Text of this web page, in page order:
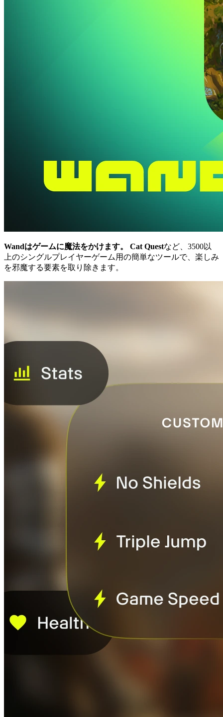
Wandはゲームに魔法をかけます。 Cat Questなど、3500以
上のシングルプレイヤーゲーム用の簡単なツールで、楽しみ
を邪魔する要素を取り除きます。